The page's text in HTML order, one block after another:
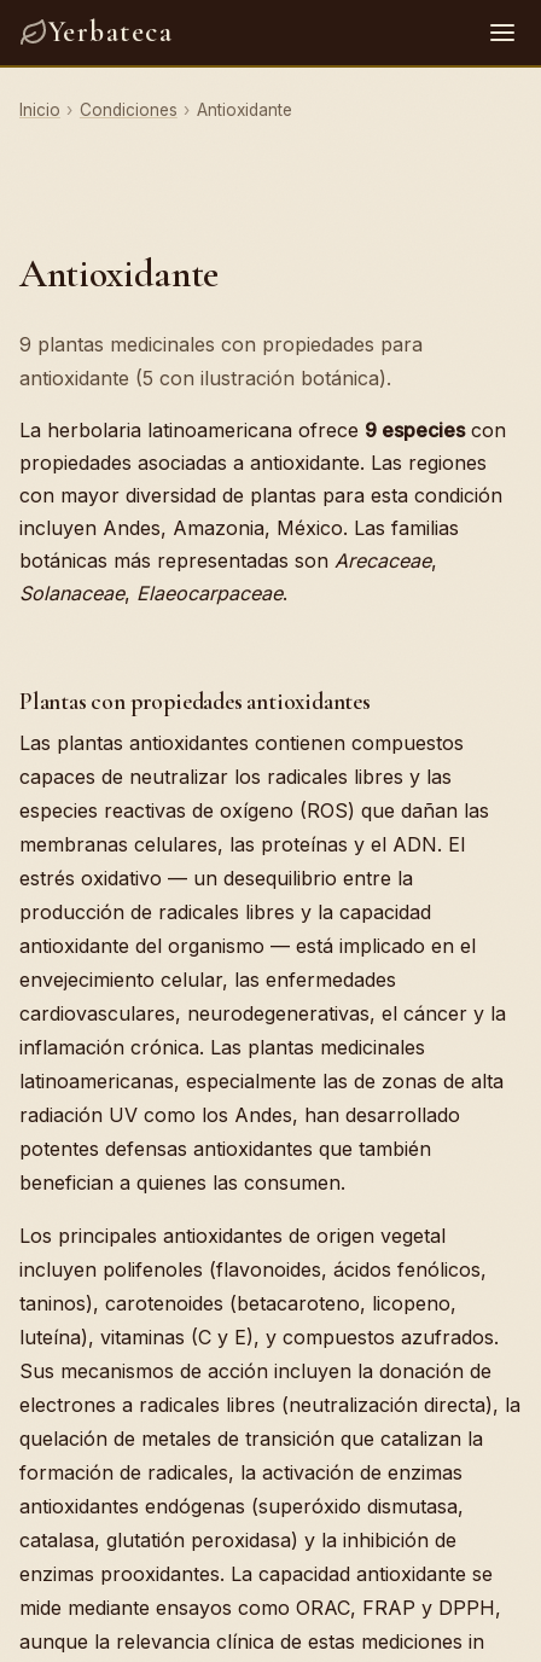
Yerbateca
Inicio › Condiciones › Antioxidante
Antioxidante
9 plantas medicinales con propiedades para
antioxidante (5 con ilustración botánica).
La herbolaria latinoamericana ofrece 9 especiescon
propiedades asociadas a antioxidante. Las regiones
con mayor diversidad de plantas para esta condición
incluyen Andes, Amazonia, México. Las familias
botánicas más representadas son Arecaceae,
Solanaceae, Elaeocarpaceae.
Plantas con propiedades antioxidantes
Las plantas antioxidantes contienen compuestos
capaces de neutralizar los radicales libres y las
especies reactivas de oxígeno (ROS) que dañan las
membranas celulares, las proteínas y el ADN. El
estrés oxidativo — un desequilibrio entre la
producción de radicales libres y la capacidad
antioxidante del organismo — está implicado en el
envejecimiento celular, las enfermedades
cardiovasculares, neurodegenerativas, el cáncer y la
inflamación crónica. Las plantas medicinales
latinoamericanas, especialmente las de zonas de alta
radiación UV como los Andes, han desarrollado
potentes defensas antioxidantes que también
benefician a quienes las consumen.
Los principales antioxidantes de origen vegetal
incluyen polifenoles (flavonoides, ácidos fenólicos,
taninos), carotenoides (betacaroteno, licopeno,
luteína), vitaminas (C y E), y compuestos azufrados.
Sus mecanismos de acción incluyen la donación de
electrones a radicales libres (neutralización directa), la
quelación de metales de transición que catalizan la
formación de radicales, la activación de enzimas
antioxidantes endógenas (superóxido dismutasa,
catalasa, glutatión peroxidasa) y la inhibición de
enzimas prooxidantes. La capacidad antioxidante se
mide mediante ensayos como ORAC, FRAP y DPPH,
aunque la relevancia clínica de estas mediciones in